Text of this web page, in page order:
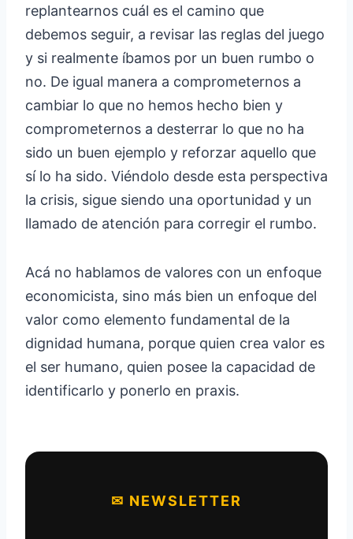
replantearnos cuál es el camino que
debemos seguir, a revisar las reglas del juego
y si realmente íbamos por un buen rumbo o
no. De igual manera a comprometernos a
cambiar lo que no hemos hecho bien y
comprometernos a desterrar lo que no ha
sido un buen ejemplo y reforzar aquello que
sí lo ha sido. Viéndolo desde esta perspectiva
la crisis, sigue siendo una oportunidad y un
llamado de atención para corregir el rumbo.
Acá no hablamos de valores con un enfoque
economicista, sino más bien un enfoque del
valor como elemento fundamental de la
dignidad humana, porque quien crea valor es
el ser humano, quien posee la capacidad de
identificarlo y ponerlo en praxis.
✉ NEWSLETTER